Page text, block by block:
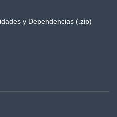
y Dependencias (.zip)